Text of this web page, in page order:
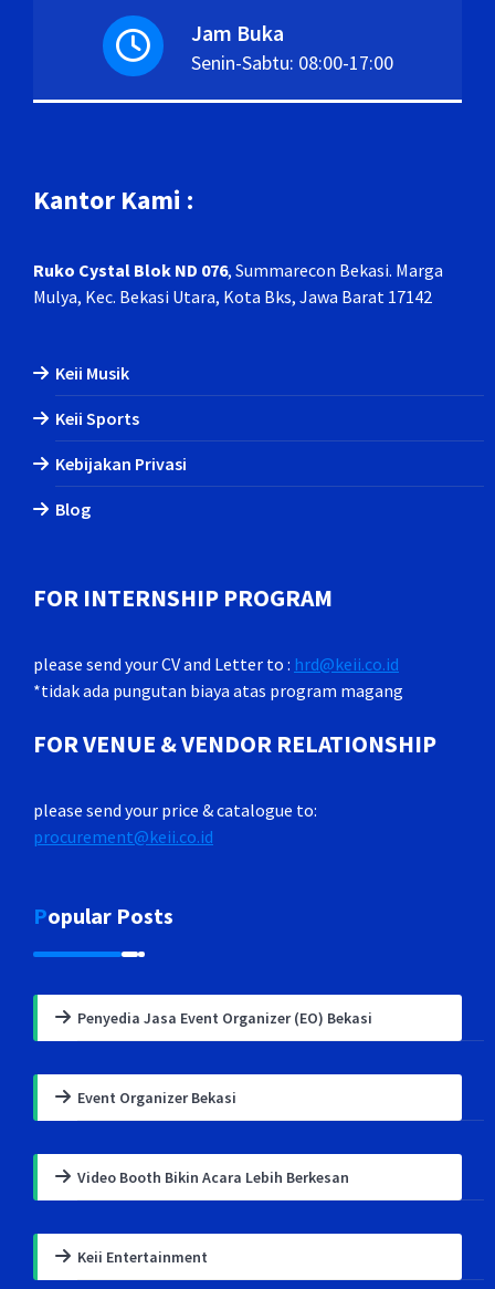
Jam Buka
Senin-Sabtu: 08:00-17:00
Kantor Kami :
Ruko Cystal Blok ND 076, Summarecon Bekasi. Marga
Mulya, Kec. Bekasi Utara, Kota Bks, Jawa Barat 17142
Keii Musik
Keii Sports
Kebijakan Privasi
Blog
FOR INTERNSHIP PROGRAM
please send your CV and Letter to : hrd@keii.co.id
*tidak ada pungutan biaya atas program magang
FOR VENUE & VENDOR RELATIONSHIP
please send your price & catalogue to:
procurement@keii.co.id
Popular Posts
Penyedia Jasa Event Organizer (EO) Bekasi
Event Organizer Bekasi
Video Booth Bikin Acara Lebih Berkesan
Keii Entertainment